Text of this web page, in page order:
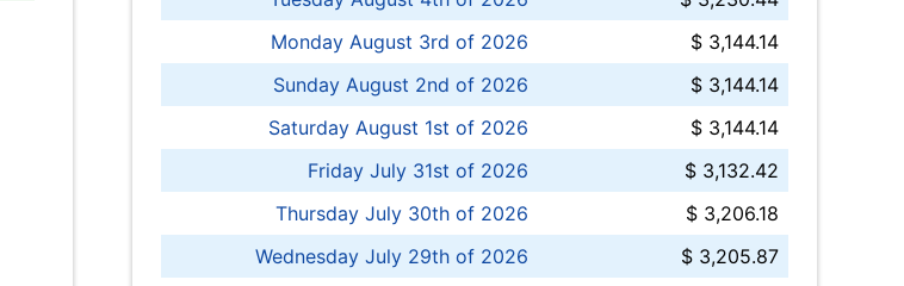
Monday August 3rd of 2026
$ 3,144.14
Sunday August 2nd of 2026
$ 3,144.14
Saturday August 1st of 2026
$ 3,144.14
Friday July 31st of 2026
$ 3,132.42
Thursday July 30th of 2026
$ 3,206.18
Wednesday July 29th of 2026
$ 3,205.87